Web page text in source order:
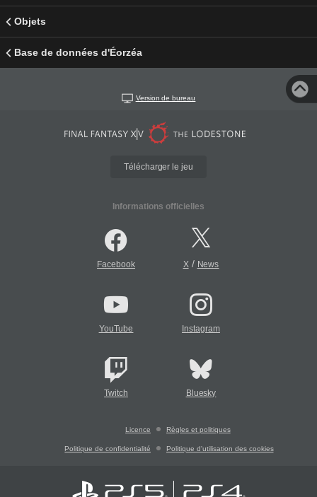
Objets
Base de données d'Éorzéa
Version de bureau
Télécharger le jeu
Informations officielles
Facebook X/ News
YouTube Instagram
Twitch Bluesky
Licence Règles et politiques
Politique de confidentialité Politique d'utilisation des cookies